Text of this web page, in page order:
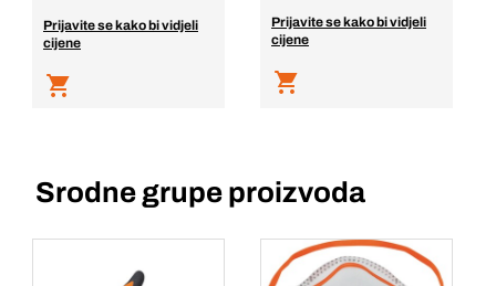
Prijavite se kako bi vidjeli
cijene
Prijavite se kako bi vidjeli
cijene
Srodne grupe proizvoda